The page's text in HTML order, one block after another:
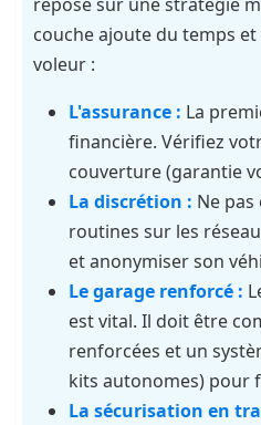
couche ajoute du temps
voleur :
L'assurance : La
financière. Vérifiez
couverture (garantie
La discrétion : Ne
routines sur les
et anonymiser son
Le garage renforcé :
est vital. Il doit être
renforcées et un
kits autonomes) pour
La sécurisation en